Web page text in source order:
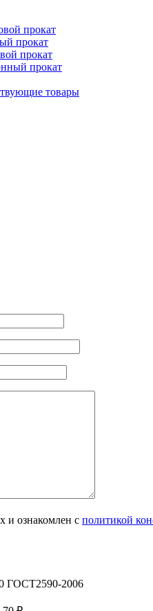
прокат
прокат
прокат
прокат
товары
и ознакомлен с политикой
ГОСТ2590-2006